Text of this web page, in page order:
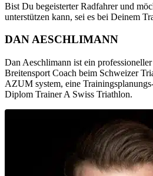
Bist Du begeisterter Radfahrer und
unterstützen kann, sei es bei Deinem
DAN AESCHLIMANN
Dan Aeschlimann ist ein
Breitensport Coach beim Schweizer
AZUM system, eine
Diplom Trainer A Swiss Triathlon.